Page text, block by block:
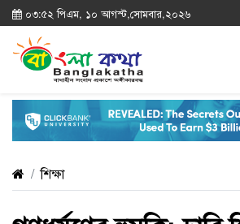
০৩:৫২ পিএম, ১০ আগস্ট,সোমবার,২০২৬
শিক্ষা